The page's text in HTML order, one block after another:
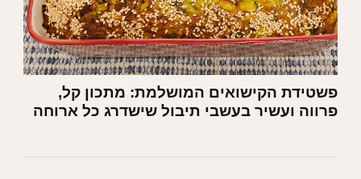
פשטידת הקישואים המושלמת: מתכון קל,
פרווה ועשיר בעשבי תיבול שישדרג כל ארוחה